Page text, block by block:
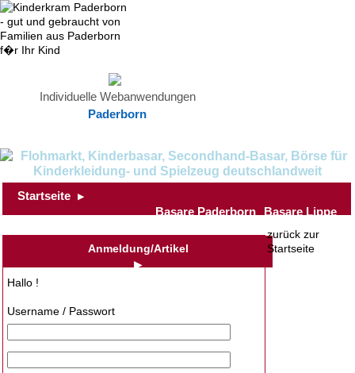
Individuelle Webanwendungen
Paderborn
Startseite ▶
Basare Paderborn Basare Lippe
Anmeldung/Artikel
▶
Hallo !
Username / Passwort
zurück zur
Startseite